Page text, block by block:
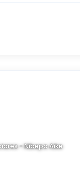
- Nibepo Aike